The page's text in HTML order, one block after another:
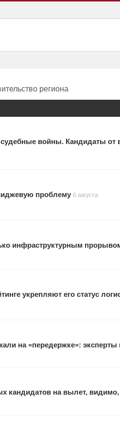
региона
войны. Кандидаты
проблему 6 августа
инфраструктурным
укрепляют его статус
на «передержке»:
кандидатов на вылет,